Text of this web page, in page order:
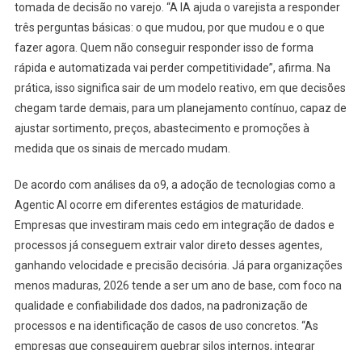
tomada de decisão no varejo. “A IA ajuda o varejista a responder
três perguntas básicas: o que mudou, por que mudou e o que
fazer agora. Quem não conseguir responder isso de forma
rápida e automatizada vai perder competitividade”, afirma. Na
prática, isso significa sair de um modelo reativo, em que decisões
chegam tarde demais, para um planejamento contínuo, capaz de
ajustar sortimento, preços, abastecimento e promoções à
medida que os sinais de mercado mudam.
De acordo com análises da o9, a adoção de tecnologias como a
Agentic AI ocorre em diferentes estágios de maturidade.
Empresas que investiram mais cedo em integração de dados e
processos já conseguem extrair valor direto desses agentes,
ganhando velocidade e precisão decisória. Já para organizações
menos maduras, 2026 tende a ser um ano de base, com foco na
qualidade e confiabilidade dos dados, na padronização de
processos e na identificação de casos de uso concretos. “As
empresas que conseguirem quebrar silos internos, integrar